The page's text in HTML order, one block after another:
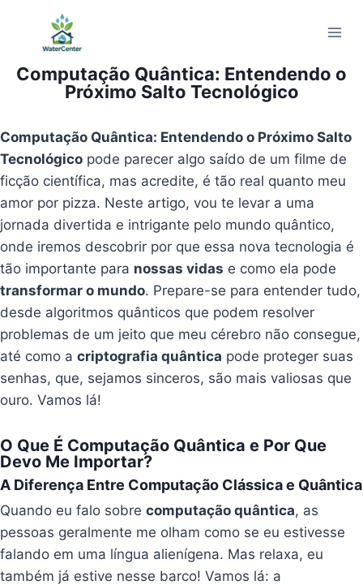
Conteúdo
Computação Quântica: Entendendo o
Próximo Salto Tecnológico
Computação Quântica: Entendendo o Próximo Salto
Tecnológico pode parecer algo saído de um filme de
ficção científica, mas acredite, é tão real quanto meu
amor por pizza. Neste artigo, vou te levar a uma
jornada divertida e intrigante pelo mundo quântico,
onde iremos descobrir por que essa nova tecnologia é
tão importante para nossas vidas e como ela pode
transformar o mundo. Prepare-se para entender tudo,
desde algoritmos quânticos que podem resolver
problemas de um jeito que meu cérebro não consegue,
até como acriptografia quântica pode proteger suas
senhas, que, sejamos sinceros, são mais valiosas que
ouro. Vamos lá!
O Que É Computação Quântica e Por Que
Devo Me Importar?
A Diferença Entre Computação Clássica e Quântica
Quando eu falo sobrecomputação quântica, as
pessoas geralmente me olham como se eu estivesse
falando em uma língua alienígena. Mas relaxa, eu
também já estive nesse barco! Vamos lá: a